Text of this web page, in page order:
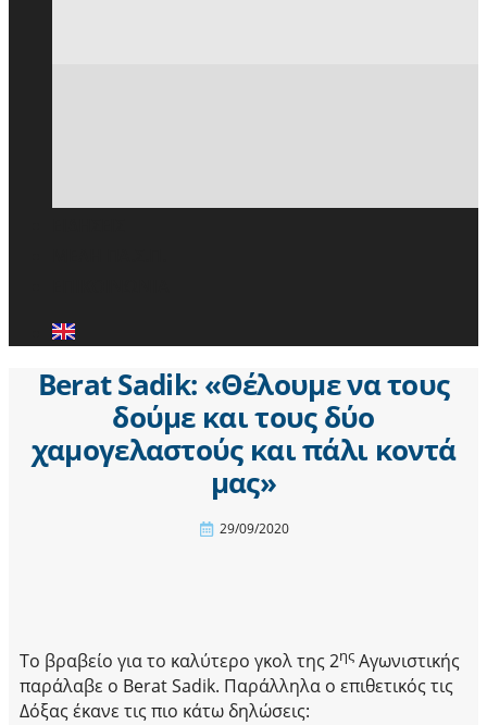
Berat Sadik: «Θέλουμε να τους
δούμε και τους δύο
χαμογελαστούς και πάλι κοντά
μας»
29/09/2020
Το βραβείο για το καλύτερο γκολ της 2ης Αγωνιστικής
παράλαβε ο Berat Sadik. Παράλληλα ο επιθετικός τις
Δόξας έκανε τις πιο κάτω δηλώσεις: